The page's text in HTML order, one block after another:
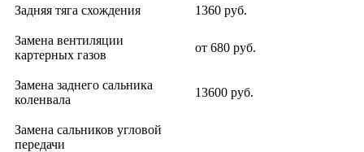
Задняя тяга схождения 1360 руб.
Замена вентиляции
картерных газов
от 680 руб.
Замена заднего сальника
коленвала
13600 руб.
Замена сальников угловой
передачи